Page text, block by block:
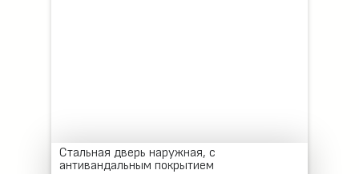
Стальная дверь наружная, с
антивандальным покрытием